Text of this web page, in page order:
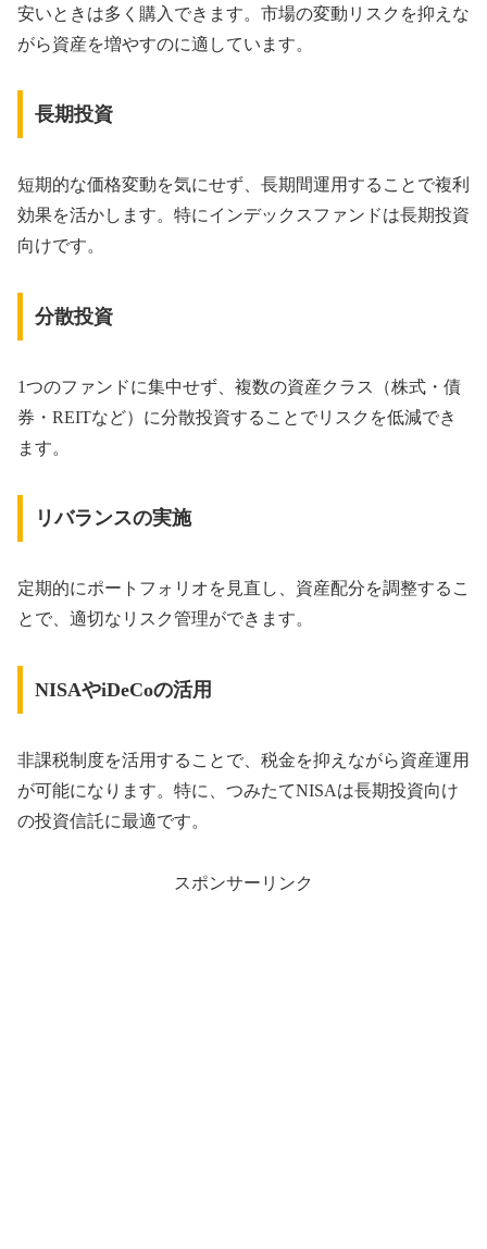
安いときは多く購入できます。市場の変動リスクを抑えな
がら資産を増やすのに適しています。
長期投資
短期的な価格変動を気にせず、長期間運用することで複利
効果を活かします。特にインデックスファンドは長期投資
向けです。
分散投資
1つのファンドに集中せず、複数の資産クラス（株式・債
券・REITなど）に分散投資することでリスクを低減でき
ます。
リバランスの実施
定期的にポートフォリオを見直し、資産配分を調整するこ
とで、適切なリスク管理ができます。
NISAやiDeCoの活用
非課税制度を活用することで、税金を抑えながら資産運用
が可能になります。特に、つみたてNISAは長期投資向け
の投資信託に最適です。
スポンサーリンク